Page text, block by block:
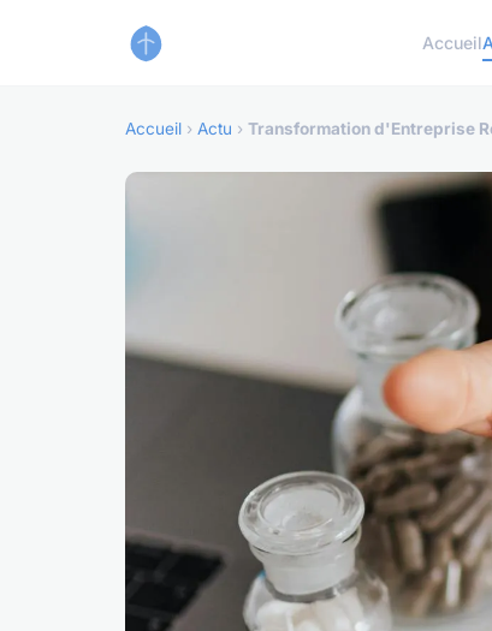
Accueil
Accueil › Actu › Transformation d'Entreprise